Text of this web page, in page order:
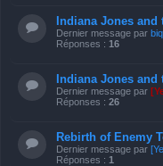
Indiana Jones
Dernier message par
Réponses : 16
Indiana Jones
Dernier message par
Réponses : 26
Rebirth of Enemy
Dernier message par
Réponses : 1